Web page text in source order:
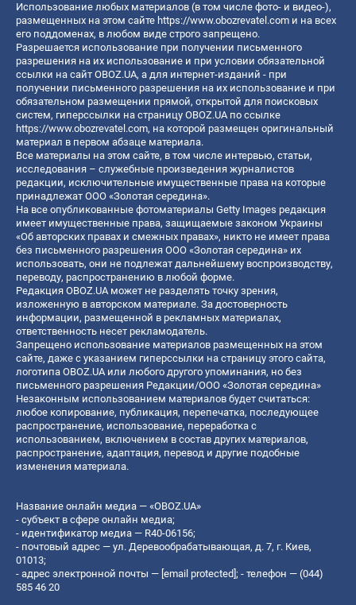
Использование любых материалов (в том числе фото- и видео-),
размещенных на этом сайте https://www.obozrevatel.com и на всех
его поддоменах, в любом виде строго запрещено.
Разрешается использование при получении письменного
разрешения на их использование и при условии обязательной
ссылки на сайт OBOZ.UA, а для интернет-изданий - при
получении письменного разрешения на их использование и при
обязательном размещении прямой, открытой для поисковых
систем, гиперссылки на страницу OBOZ.UA по ссылке
https://www.obozrevatel.com, на которой размещен оригинальный
материал в первом абзаце материала.
Все материалы на этом сайте, в том числе интервью, статьи,
исследования – служебные произведения журналистов
редакции, исключительные имущественные права на которые
принадлежат ООО «Золотая середина».
На все опубликованные фотоматериалы Getty Images редакция
имеет имущественные права, защищаемые законом Украины
«Об авторских правах и смежных правах», никто не имеет права
без письменного разрешения ООО «Золотая середина» их
использовать, они не подлежат дальнейшему воспроизводству,
переводу, распространению в любой форме.
Редакция OBOZ.UA может не разделять точку зрения,
изложенную в авторском материале. За достоверность
информации, размещенной в рекламных материалах,
ответственность несет рекламодатель.
Запрещено использование материалов размещенных на этом
сайте, даже с указанием гиперссылки на страницу этого сайта,
логотипа OBOZ.UA или любого другого упоминания, но без
письменного разрешения Редакции/ООО «Золотая середина»
Незаконным использованием материалов будет считаться:
любое копирование, публикация, перепечатка, последующее
распространение, использование, переработка с
использованием, включением в состав других материалов,
распространение, адаптация, перевод и другие подобные
изменения материала.
Название онлайн медиа — «OBOZ.UA»
- субъект в сфере онлайн медиа;
- идентификатор медиа — R40-06156;
- почтовый адрес — ул. Деревообрабатывающая, д. 7, г. Киев,
01013;
- адрес электронной почты — [email protected] ; - телефон — (044)
585 46 20